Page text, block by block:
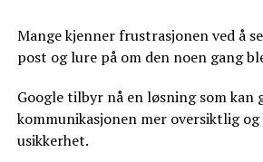
Mange kjenner frustrasjonen ved å
post og lure på om den noen gang
Google tilbyr nå en løsning som kan
kommunikasjonen mer oversiktlig og
usikkerhet.